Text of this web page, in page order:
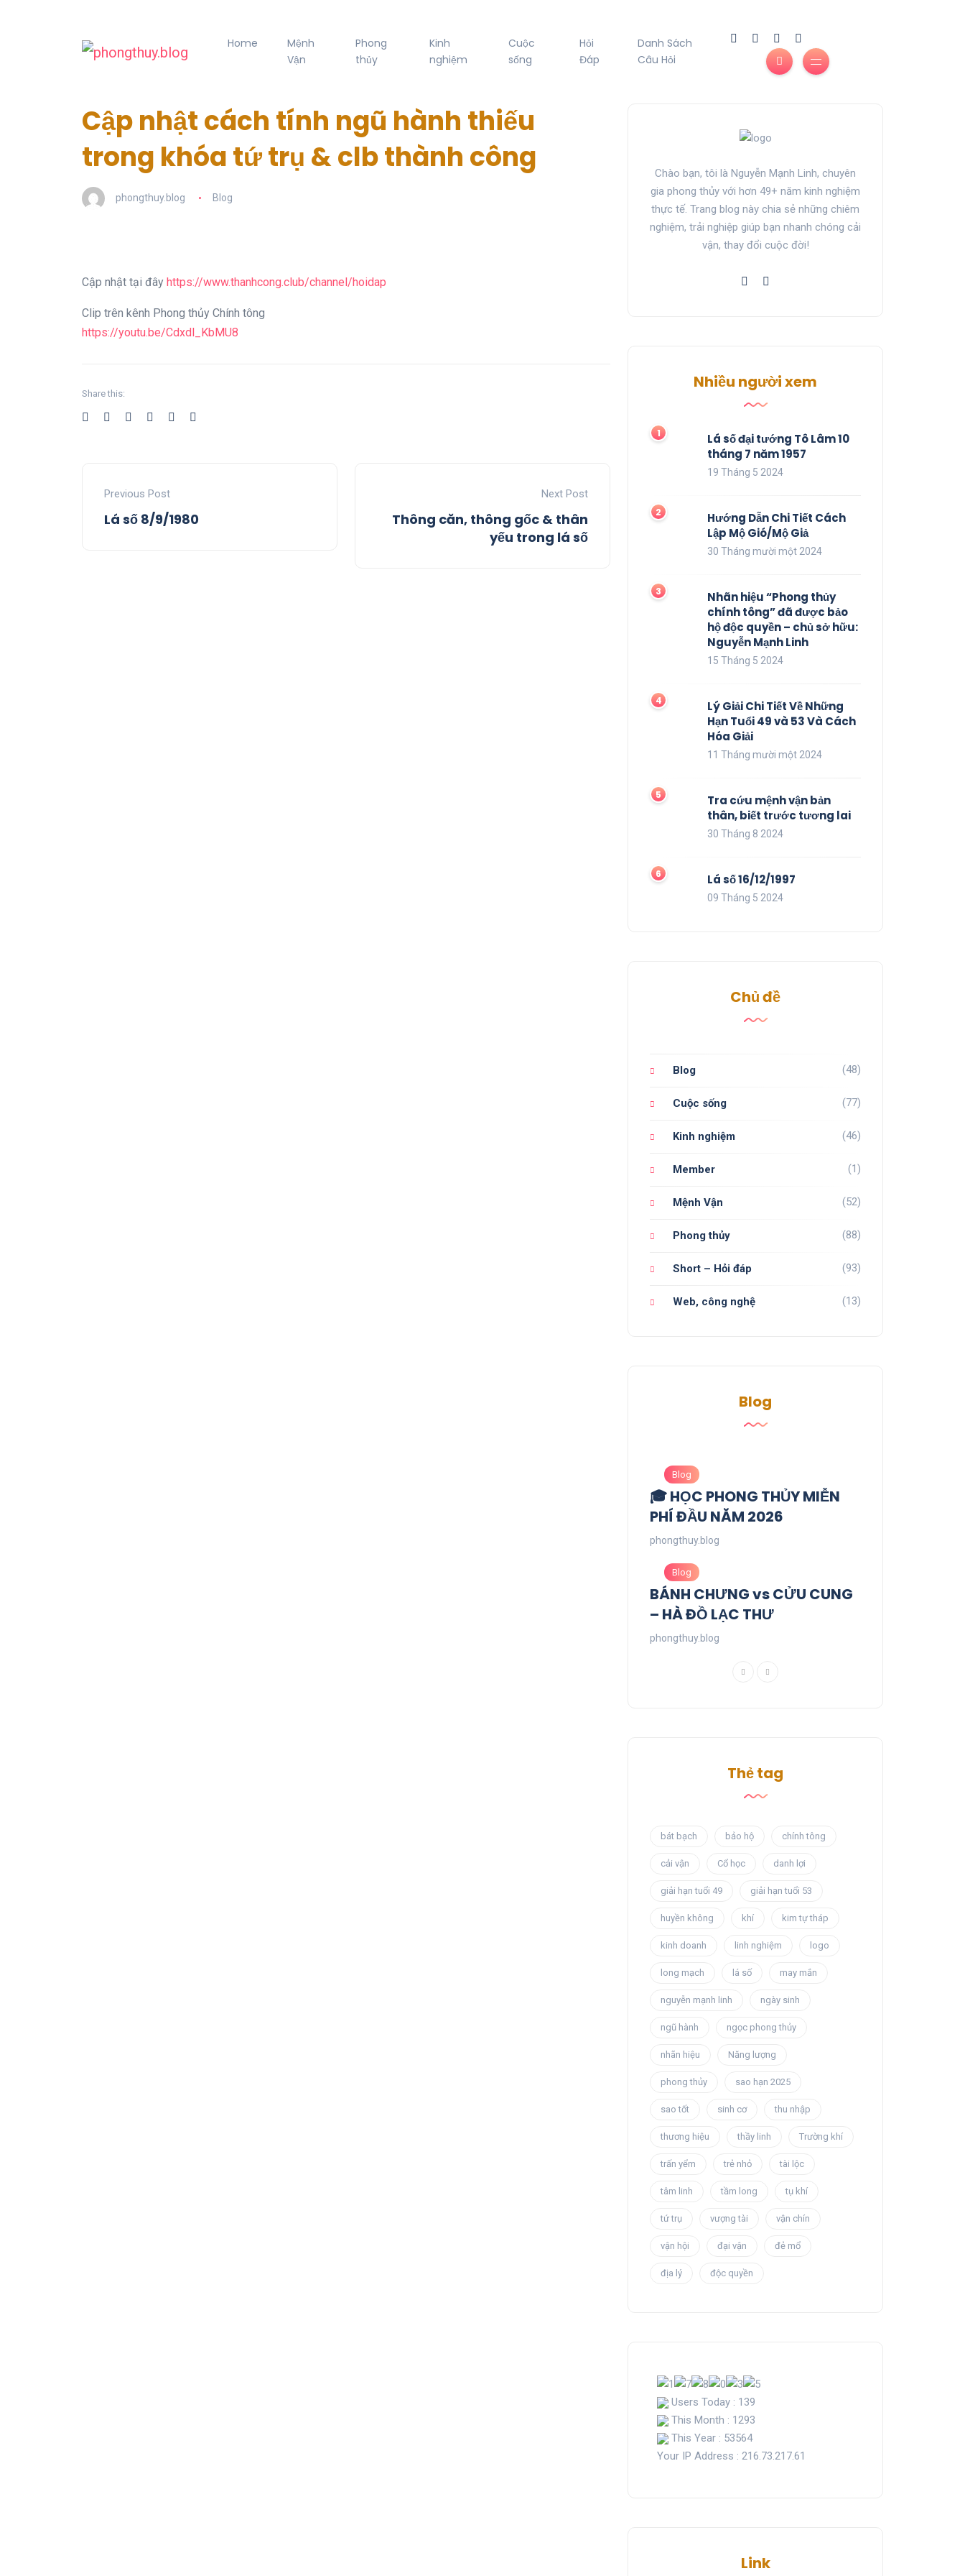
Home
Mệnh
Vận
Phong
thủy
Kinh
nghiệm
Cuộc
sống
Hỏi
Đáp
Danh Sách
Câu Hỏi
Cập nhật cách tính ngũ hành thiếu
trong khóa tứ trụ & clb thành công
phongthuy.blog Blog
Cập nhật tại đây https://www.thanhcong.club/channel/hoidap
Clip trên kênh Phong thủy Chính tông
https://youtu.be/Cdxdl_KbMU8
Share this:
Previous Post
Lá số 8/9/1980
Next Post
Thông căn, thông gốc & thân
yếu trong lá số
Chào bạn, tôi là Nguyễn Mạnh Linh, chuyên
gia phong thủy với hơn 49+ năm kinh nghiệm
thực tế. Trang blog này chia sẻ những chiêm
nghiệm, trải nghiệp giúp bạn nhanh chóng cải
vận, thay đổi cuộc đời!
Nhiều người xem
Lá số đại tướng Tô Lâm 10
tháng 7 năm 1957
19 Tháng 5 2024
Hướng Dẫn Chi Tiết Cách
Lập Mộ Gió/Mộ Giả
30 Tháng mười một 2024
Nhãn hiệu “Phong thủy
chính tông” đã được bảo
hộ độc quyền – chủ sở hữu:
Nguyễn Mạnh Linh
15 Tháng 5 2024
Lý Giải Chi Tiết Về Những
Hạn Tuổi 49 và 53 Và Cách
Hóa Giải
11 Tháng mười một 2024
Tra cứu mệnh vận bản
thân, biết trước tương lai
30 Tháng 8 2024
Lá số 16/12/1997
09 Tháng 5 2024
Chủ đề
Blog (48)
Cuộc sống (77)
Kinh nghiệm (46)
Member (1)
Mệnh Vận (52)
Phong thủy (88)
Short – Hỏi đáp (93)
Web, công nghệ (13)
Blog
Blog
🎓 HỌC PHONG THỦY MIỄN
PHÍ ĐẦU NĂM 2026
phongthuy.blog
Blog
BÁNH CHƯNG vs CỬU CUNG
– HÀ ĐỒ LẠC THƯ
phongthuy.blog
Thẻ tag
bát bạch bảo hộ chính tông
cải vận Cổ học danh lợi
giải hạn tuổi 49 giải hạn tuổi 53
huyền không khí kim tự tháp
kinh doanh linh nghiệm logo
long mạch lá số may mắn
nguyễn mạnh linh ngày sinh
ngũ hành ngọc phong thủy
nhãn hiệu Năng lượng
phong thủy sao hạn 2025
sao tốt sinh cơ thu nhập
thương hiệu thầy linh Trường khí
trấn yểm trẻ nhỏ tài lộc
tâm linh tầm long tụ khí
tứ trụ vượng tài vận chín
vận hội đại vận đẻ mổ
địa lý độc quyền
Users Today : 139
This Month : 1293
This Year : 53564
Your IP Address : 216.73.217.61
Link